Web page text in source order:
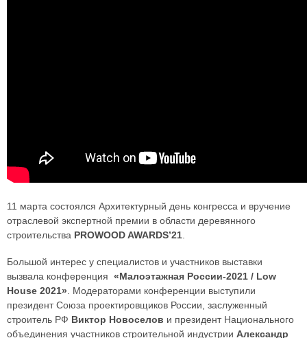
11 марта состоялся Архитектурный день конгресса и вручение
отраслевой экспертной премии в области деревянного
строительства PROWOOD AWARDS’21.
Большой интерес у специалистов и участников выставки
вызвала конференция «Малоэтажная России-2021 / Low
House 2021». Модераторами конференции выступили
президент Союза проектировщиков России, заслуженный
строитель РФ Виктор Новоселов и президент Национального
объединения участников строительной индустрии Александр